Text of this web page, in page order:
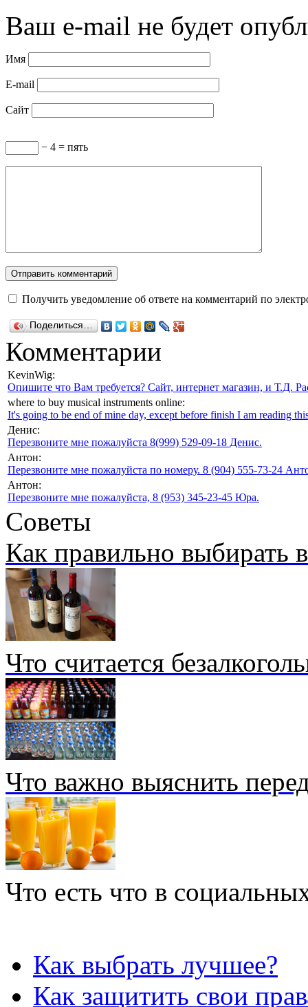
Ваш e-mail не будет
Имя
E-mail
Сайт
− 4 = пять
Получить уведомление об ответе на комментарий по
Поделиться…
Комментарии
KevinWig:
Опишите что Вам требуется? Сайт, интернет магазин, и Т.Д.
where to buy musical instruments online:
It's going to be end of mine day, except before finish I am reading
Денис:
Перезвоните мне пожалуйста 8(999) 529-09-18 Денис.
Антон:
Перезвоните мне пожалуйста по номеру. 8 (904) 555-73-24
Антон:
Перезвоните мне пожалуйста, 8 (953) 345-23-45 Юра.
Советы
Как правильно выбирать
Что считается
Что важно выяснить
Что есть что в
Как выбрать лучшее?
Как защитить свои